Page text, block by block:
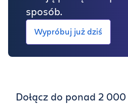
sposób.
Wypróbuj już dziś
Dołącz do ponad 2